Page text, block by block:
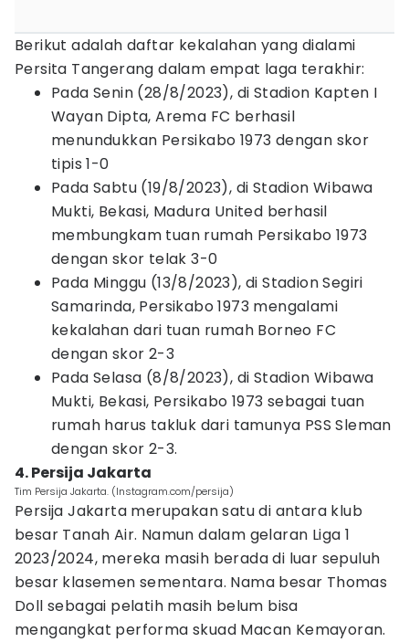
Berikut adalah daftar kekalahan yang dialami
Persita Tangerang dalam empat laga terakhir:
Pada Senin (28/8/2023), di Stadion Kapten I
Wayan Dipta, Arema FC berhasil
menundukkan Persikabo 1973 dengan skor
tipis 1-0
Pada Sabtu (19/8/2023), di Stadion Wibawa
Mukti, Bekasi, Madura United berhasil
membungkam tuan rumah Persikabo 1973
dengan skor telak 3-0
Pada Minggu (13/8/2023), di Stadion Segiri
Samarinda, Persikabo 1973 mengalami
kekalahan dari tuan rumah Borneo FC
dengan skor 2-3
Pada Selasa (8/8/2023), di Stadion Wibawa
Mukti, Bekasi, Persikabo 1973 sebagai tuan
rumah harus takluk dari tamunya PSS Sleman
dengan skor 2-3.
4. Persija Jakarta
Tim Persija Jakarta. (Instagram.com/persija)
Persija Jakarta merupakan satu di antara klub
besar Tanah Air. Namun dalam gelaran Liga 1
2023/2024, mereka masih berada di luar sepuluh
besar klasemen sementara. Nama besar Thomas
Doll sebagai pelatih masih belum bisa
mengangkat performa skuad Macan Kemayoran.